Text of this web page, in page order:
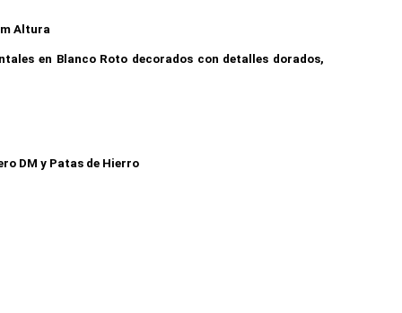
Altura
en Blanco Roto decorados con detalles dorados,
DM y Patas de Hierro